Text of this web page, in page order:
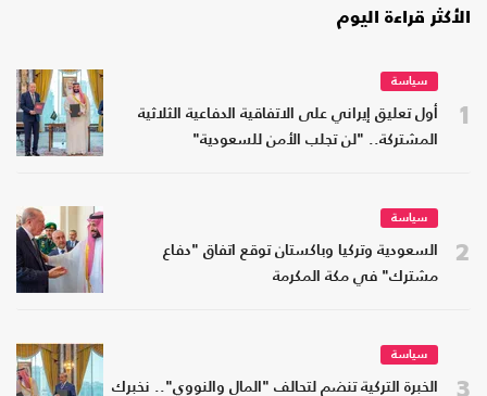
الأكثر قراءة اليوم
1
سياسة
أول تعليق إيراني على الاتفاقية الدفاعية الثلاثية
المشتركة.. "لن تجلب الأمن للسعودية"
2
سياسة
السعودية وتركيا وباكستان توقع اتفاق "دفاع
مشترك" في مكة المكرمة
3
سياسة
الخبرة التركية تنضم لتحالف "المال والنووي".. نخبرك